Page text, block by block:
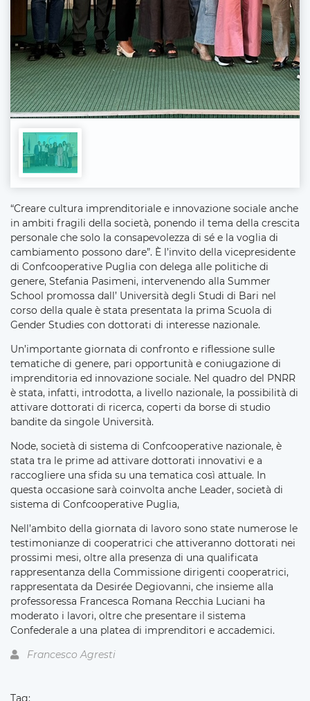
“Creare cultura imprenditoriale e innovazione sociale anche
in ambiti fragili della società, ponendo il tema della crescita
personale che solo la consapevolezza di sé e la voglia di
cambiamento possono dare”. È l’invito della vicepresidente
di Confcooperative Puglia con delega alle politiche di
genere, Stefania Pasimeni, intervenendo alla Summer
School promossa dall’ Università degli Studi di Bari nel
corso della quale è stata presentata la prima Scuola di
Gender Studies con dottorati di interesse nazionale.
Un’importante giornata di confronto e riflessione sulle
tematiche di genere, pari opportunità e coniugazione di
imprenditoria ed innovazione sociale. Nel quadro del PNRR
è stata, infatti, introdotta, a livello nazionale, la possibilità di
attivare dottorati di ricerca, coperti da borse di studio
bandite da singole Università.
Node, società di sistema di Confcooperative nazionale, è
stata tra le prime ad attivare dottorati innovativi e a
raccogliere una sfida su una tematica così attuale. In
questa occasione sarà coinvolta anche Leader, società di
sistema di Confcooperative Puglia,
Nell’ambito della giornata di lavoro sono state numerose le
testimonianze di cooperatrici che attiveranno dottorati nei
prossimi mesi, oltre alla presenza di una qualificata
rappresentanza della Commissione dirigenti cooperatrici,
rappresentata da Desirée Degiovanni, che insieme alla
professoressa Francesca Romana Recchia Luciani ha
moderato i lavori, oltre che presentare il sistema
Confederale a una platea di imprenditori e accademici.
Francesco Agresti
Tag: